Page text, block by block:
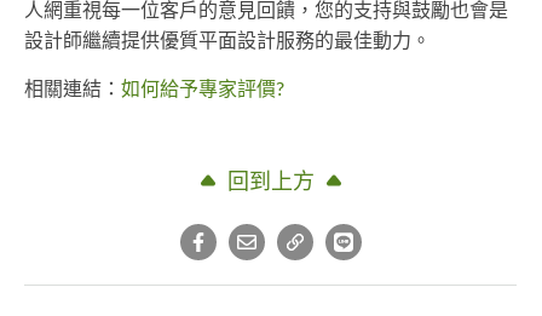
人網重視每一位客戶的意見回饋，您的支持與鼓勵也會是
設計師繼續提供優質平面設計服務的最佳動力。
相關連結： 如何給予專家評價?
回到上方